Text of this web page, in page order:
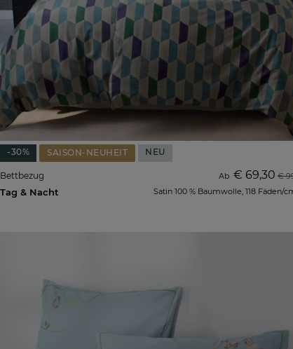
-30% SAISON-NEUHEIT NEU
Bettbezug
Tag & Nacht
Ab € 69,30 €
Satin 100 % Baumwolle, 118 Fäden/